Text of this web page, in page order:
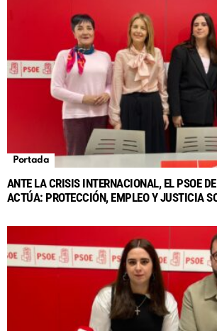
Portada
ANTE LA CRISIS INTERNACIONAL, EL PSOE
ACTÚA: PROTECCIÓN, EMPLEO Y JUSTICIA